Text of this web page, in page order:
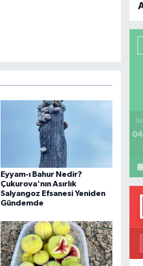
Eyyam-ı Bahur Nedir?
Çukurova'nın Asırlık
Salyangoz Efsanesi Yeniden
Gündemde